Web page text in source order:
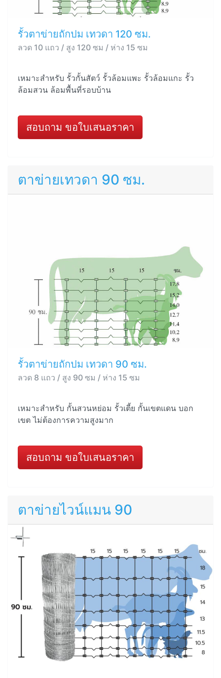
รั้วตาข่ายถักปม เทวดา 120 ซม.
ลวด 10 แถว / สูง 120 ซม / ห่าง 15 ซม
เหมาะสำหรับ รั้วกั้นสัตว์ รั้วล้อมแพะ รั้วล้อมแกะ รั้ว
ล้อมสวน ล้อมพื้นที่รอบบ้าน
สอบถาม ขอใบเสนอราคา
ตาข่ายเทวดา 90 ซม.
รั้วตาข่ายถักปม เทวดา 90 ซม.
ลวด 8 แถว / สูง 90 ซม / ห่าง 15 ซม
เหมาะสำหรับ กั้นสวนหย่อม รั้วเตี้ย กั้นเขตแดน บอก
เขต ไม่ต้องการความสูงมาก
สอบถาม ขอใบเสนอราคา
ตาข่ายไวน์แมน 90